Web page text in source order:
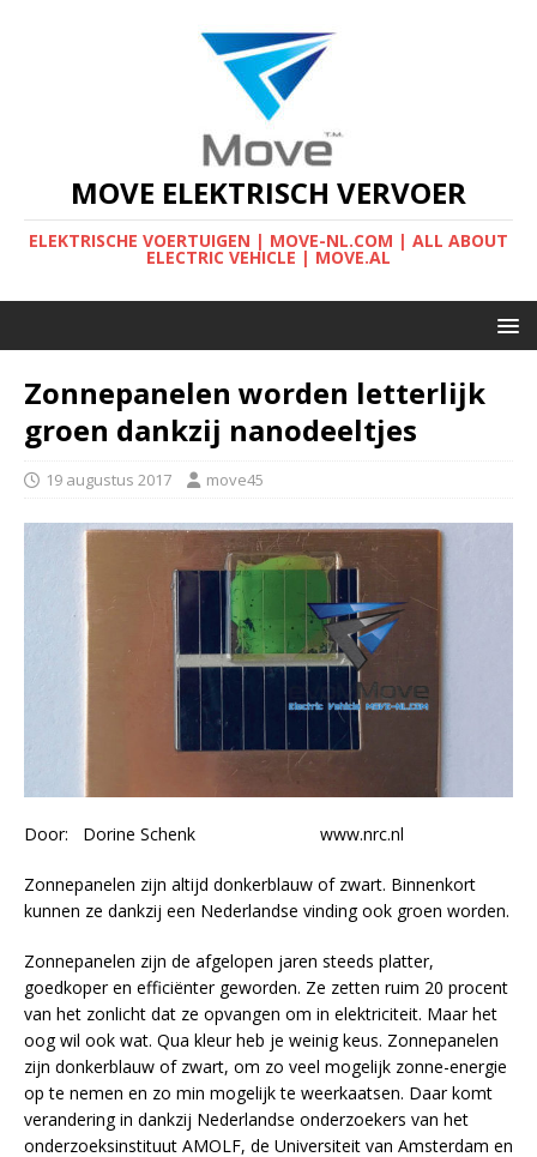
MOVE ELEKTRISCH VERVOER
ELEKTRISCHE VOERTUIGEN | MOVE-NL.COM | ALL ABOUT
ELECTRIC VEHICLE | MOVE.AL
Zonnepanelen worden letterlijk
groen dankzij nanodeeltjes
19 augustus 2017 move45
Door: Dorine Schenk www.nrc.nl
Zonnepanelen zijn altijd donkerblauw of zwart. Binnenkort
kunnen ze dankzij een Nederlandse vinding ook groen worden.
Zonnepanelen zijn de afgelopen jaren steeds platter,
goedkoper en efficiënter geworden. Ze zetten ruim 20 procent
van het zonlicht dat ze opvangen om in elektriciteit. Maar het
oog wil ook wat. Qua kleur heb je weinig keus. Zonnepanelen
zijn donkerblauw of zwart, om zo veel mogelijk zonne-energie
op te nemen en zo min mogelijk te weerkaatsen. Daar komt
verandering in dankzij Nederlandse onderzoekers van het
onderzoeksinstituut AMOLF, de Universiteit van Amsterdam en